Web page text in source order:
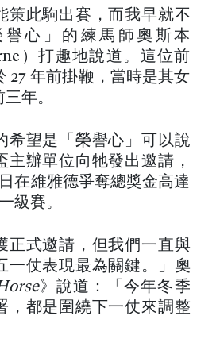
策此駒出賽，而我早就不
心」的練馬師奧斯本
）打趣地說道。這位前
27 年前掛鞭，當時是其女
年。
希望是「榮譽心」可以說
主辦單位向牠發出邀請，
在維雅德爭奪總獎金高達
級賽。
正式邀請，但我們一直與
一仗表現最為關鍵。」奧
》說道：「今年冬季
，都是圍繞下一仗來調整